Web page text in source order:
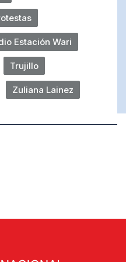
Estación Wari
Trujillo
Zuliana Lainez